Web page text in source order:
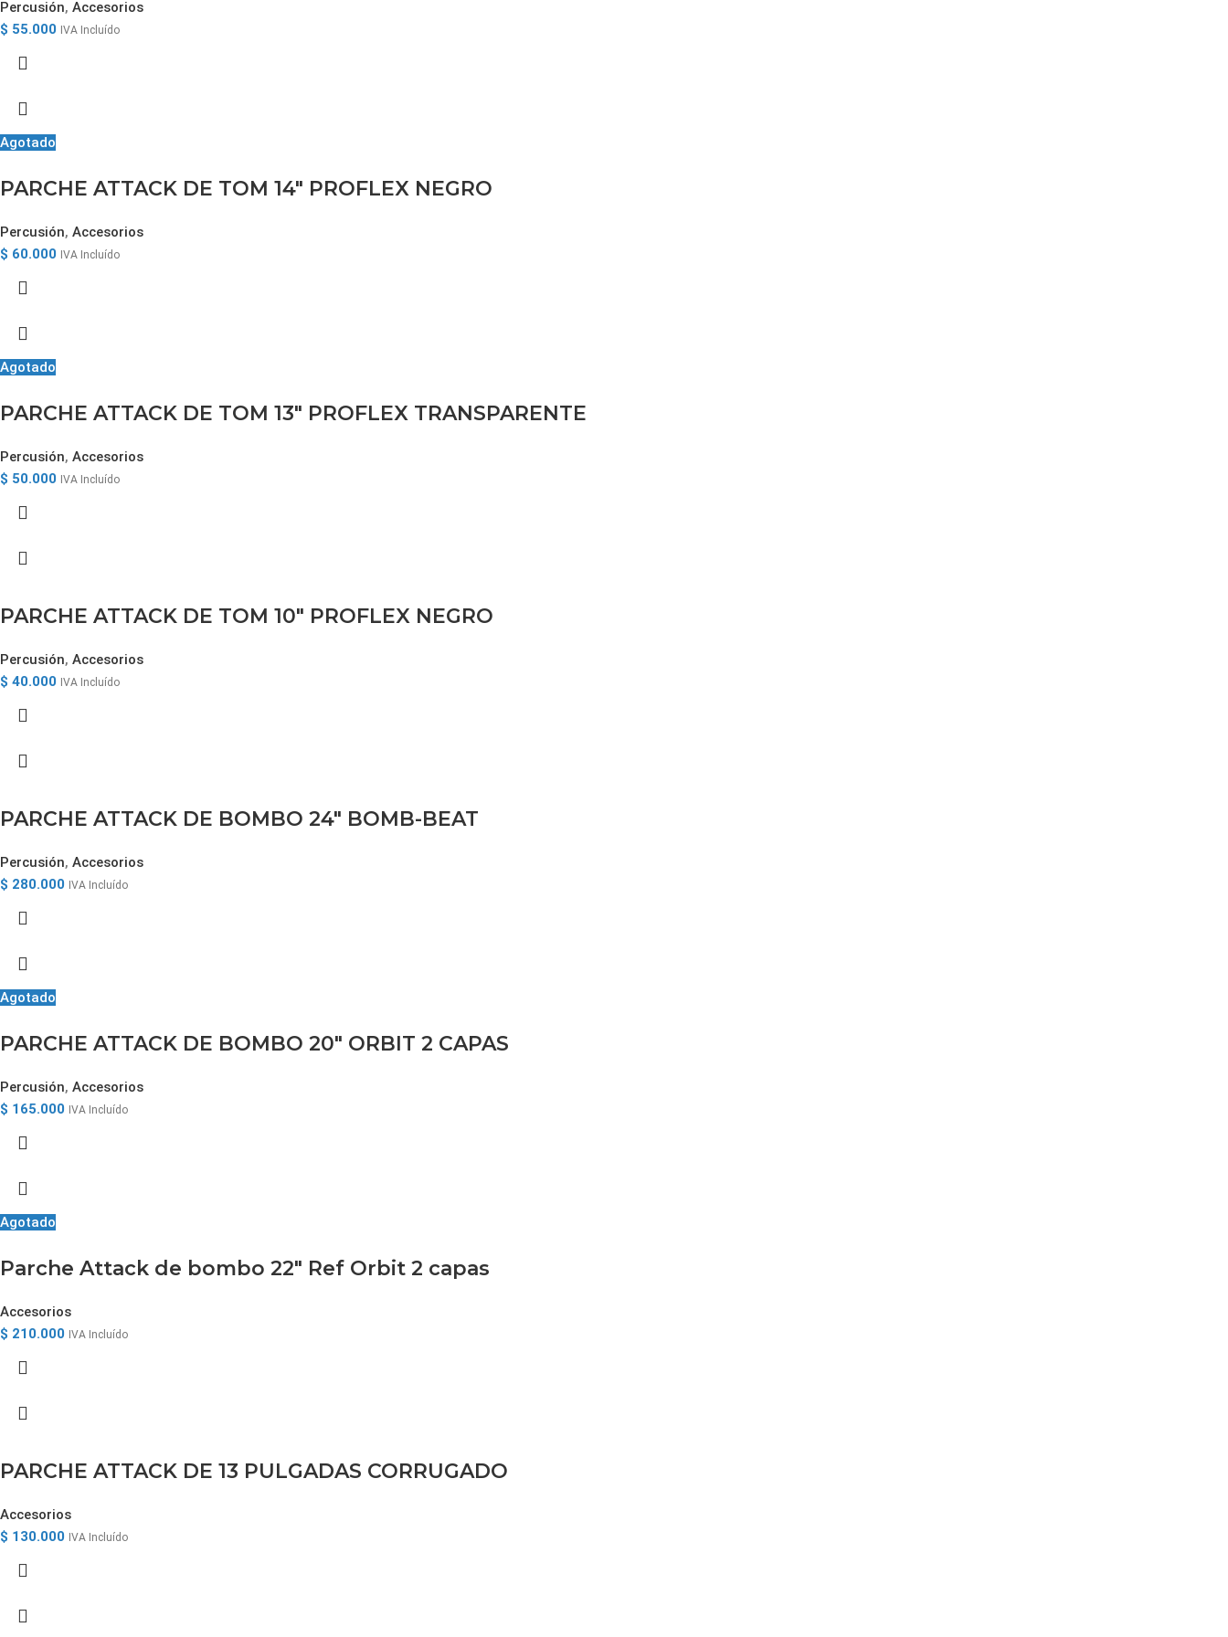
Percusión, Accesorios
$ 55.000 IVA Incluído
Agotado
PARCHE ATTACK DE TOM 14″ PROFLEX NEGRO
Percusión, Accesorios
$ 60.000 IVA Incluído
Agotado
PARCHE ATTACK DE TOM 13″ PROFLEX TRANSPARENTE
Percusión, Accesorios
$ 50.000 IVA Incluído
PARCHE ATTACK DE TOM 10″ PROFLEX NEGRO
Percusión, Accesorios
$ 40.000 IVA Incluído
PARCHE ATTACK DE BOMBO 24″ BOMB-BEAT
Percusión, Accesorios
$ 280.000 IVA Incluído
Agotado
PARCHE ATTACK DE BOMBO 20″ ORBIT 2 CAPAS
Percusión, Accesorios
$ 165.000 IVA Incluído
Agotado
Parche Attack de bombo 22″ Ref Orbit 2 capas
Accesorios
$ 210.000 IVA Incluído
PARCHE ATTACK DE 13 PULGADAS CORRUGADO
Accesorios
$ 130.000 IVA Incluído